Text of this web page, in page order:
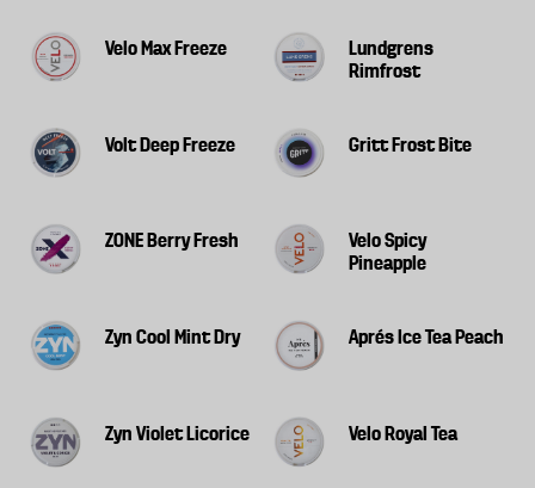
Analysen omfattar en mängd olika parametrar där vi
i vår granskning fokuserat på nikotinhalten, det
andra skadliga ämnen.
Nikotinhalt
PH-värdet
Tobaksspecifika nitrosaminer
Arsenik
Kadmium
Velo Max Freeze
Lundgrens
Rimfrost
Volt Deep Freeze Gritt Frost Bite
ZONE Berry Fresh
Velo Spicy
Pineapple
Zyn Cool Mint Dry Aprés Ice Tea Peach
Zyn Violet Licorice Velo Royal Tea